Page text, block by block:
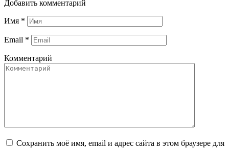
Добавить комментарий
Имя *
Email *
Комментарий
Сохранить моё имя, email и адрес сайта в этом браузере для